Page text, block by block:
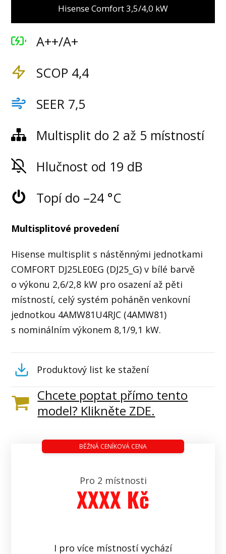
Hisense Comfort 3,5/4,0 kW
A++/A+
SCOP 4,4
SEER 7,5
Multisplit do 2 až 5 místností
Hlučnost od 19 dB
Topí do –24 °C
Multisplitové provedení
Hisense multisplit s nástěnnými jednotkami
COMFORT DJ25LE0EG (DJ25_G) v bílé barvě
o výkonu 2,6/2,8 kW pro osazení až pěti
místností, celý systém poháněn venkovní
jednotkou 4AMW81U4RJC (4AMW81)
s nominálním výkonem 8,1/9,1 kW.
Produktový list ke stažení
Chcete poptat přímo tento
model? Klikněte ZDE.
Pro 2 místnosti
XXXX Kč
BĚŽNÁ CENÍKOVÁ CENA
I pro více místností vychází